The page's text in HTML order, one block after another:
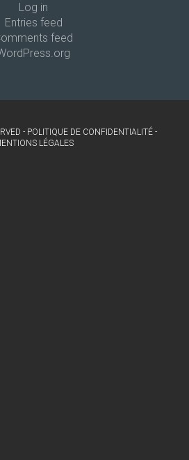
Log in
Entries feed
feed
- POLITIQUE DE CONFIDENTIALITÉ-
LÉGALES